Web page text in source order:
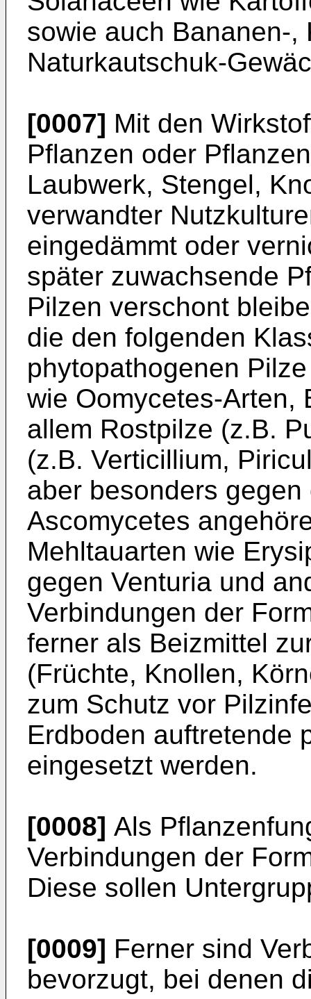
sowie auch Bananen-,
Naturkautschuk-
[0007] Mit den
Pflanzen oder
Laubwerk, Stengel,
verwandter
eingedämmt oder
später zuwachsende
Pilzen verschont
die den folgenden
phytopathogenen
wie Oomycetes-Arten,
allem Rostpilze (z.B.
(z.B. Verticillium,
aber besonders
Ascomycetes
Mehltauarten wie
gegen Venturia und
Verbindungen der
ferner als Beizmittel
(Früchte, Knollen,
zum Schutz vor
Erdboden auftretende
eingesetzt werden.
[0008] Als
Verbindungen der
Diese sollen
[0009] Ferner sind
bevorzugt, bei denen